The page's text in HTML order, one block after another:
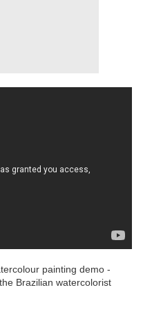
painting demo -
Brazilian watercolorist